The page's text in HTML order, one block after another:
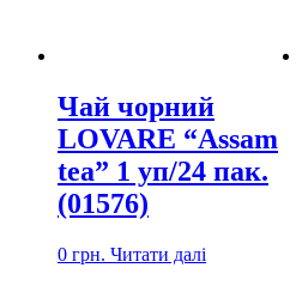
Чай чорний
LOVARE “Assam
tea” 1 уп/24 пак.
(01576)
0 грн. Читати далі